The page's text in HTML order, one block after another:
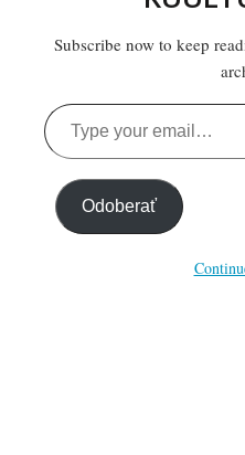
Subscribe now to keep
Type
your
email…
Odoberať